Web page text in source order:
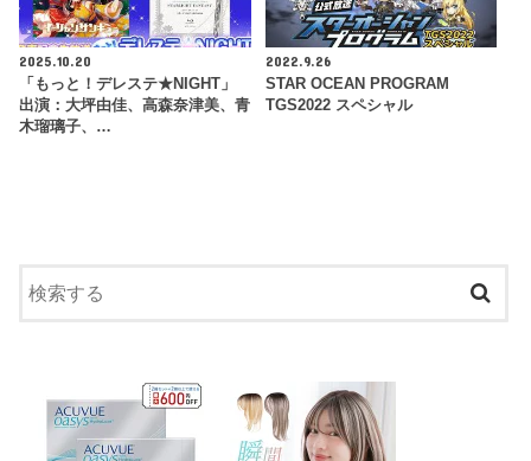
2025.10.20
「もっと！デレステ★NIGHT」
出演：大坪由佳、高森奈津美、青
木瑠璃子、…
2022.9.26
STAR OCEAN PROGRAM
TGS2022 スペシャル